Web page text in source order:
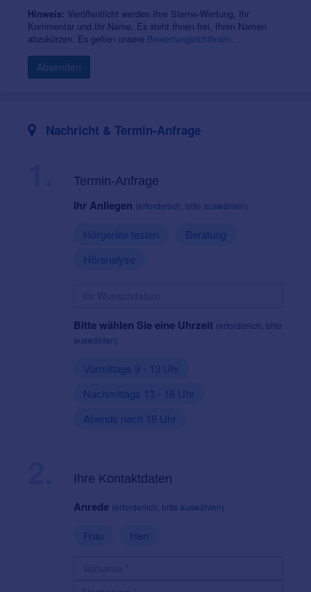
Hinweis: Veröffentlicht werden Ihre Sterne-Wertung, Ihr
Kommentar und Ihr Name. Es steht Ihnen frei, Ihren Namen
abzukürzen. Es gelten unsere Bewertungsrichtlinien.
Absenden
Nachricht & Termin-Anfrage
Termin-Anfrage
Ihr Anliegen (erforderlich, bitte auswählen)
Hörgeräte testen
Beratung
Höranalyse
Bitte wählen Sie eine Uhrzeit (erforderlich, bitte
auswählen)
Vormittags 9 - 13 Uhr
Nachmittags 13 - 16 Uhr
Abends nach 16 Uhr
Ihre Kontaktdaten
Anrede (erforderlich, bitte auswählen)
Frau Herr